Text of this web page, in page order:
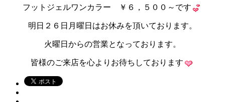
フットジェルワンカラー ￥６，５００～です
明日２６日月曜日はお休みを頂いております。
火曜日からの営業となっております。
皆様のご来店を心よりお待ちしております